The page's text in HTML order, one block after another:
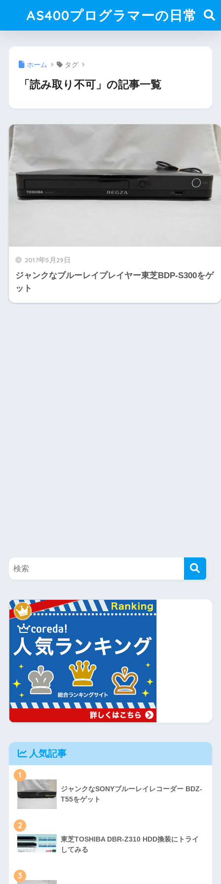
AS400プログラマーの日常
ホーム タグ
「読み取り不可」の記事一覧
2017年5月29日
ジャンクなブルーレイプレイヤー東芝BDP-S300をゲ
ット
人気記事
1
ジャンクなSONYブルーレイレコーダー BDZ-
T55をゲット
2
東芝TOSHIBA DBR-Z310 HDD換装にトライ
してみる
3